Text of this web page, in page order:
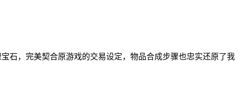
石，完美契合原游戏的交易设定，物品合成步骤也忠实还原了我